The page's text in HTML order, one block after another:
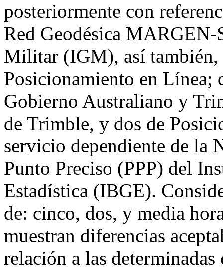
posteriormente con
Red Geodésica
Militar (IGM), así también,
Posicionamiento en Línea;
Gobierno Australiano y
de Trimble, y dos de
servicio dependiente de la
Punto Preciso (PPP) del
Estadística (IBGE).
de: cinco, dos, y media
muestran diferencias
relación a las